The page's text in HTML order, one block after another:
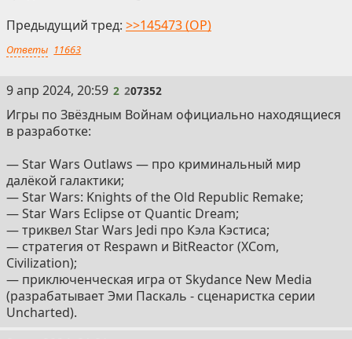
Предыдущий тред: >>145473 (OP)
Ответы 11663
2
9 апр 2024, 20:59 2 207352
Игры по Звёздным Войнам официально находящиеся
в разработке:
— Star Wars Outlaws — про криминальный мир
далёкой галактики;
— Star Wars: Knights of the Old Republic Remake;
— Star Wars Eclipse от Quantic Dream;
— триквел Star Wars Jedi про Кэла Кэстиса;
— стратегия от Respawn и BitReactor (XCom,
Civilization);
— приключенческая игра от Skydance New Media
(разрабатывает Эми Паскаль - сценаристка серии
Uncharted).